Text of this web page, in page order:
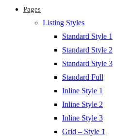
Pages
Listing Styles
Standard Style 1
Standard Style 2
Standard Style 3
Standard Full
Inline Style 1
Inline Style 2
Inline Style 3
Grid – Style 1